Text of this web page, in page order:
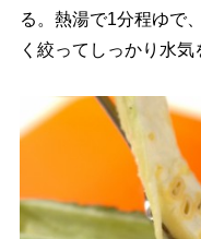
る。熱湯で1分程ゆで
く絞ってしっかり水気